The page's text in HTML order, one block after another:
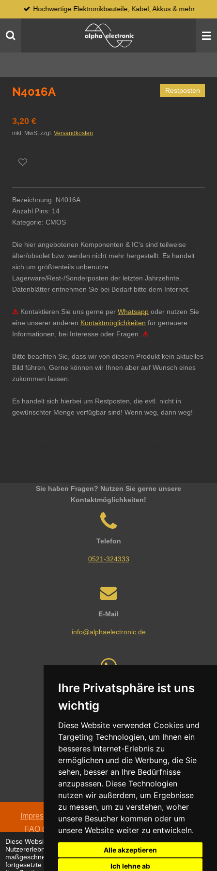
Diese Website verwendet Cookies, um Ihr
Nutzererlebnis zu verbessern und
maßgeschneiderte Anzeigen anzuzeigen. Die
fortgesetzte Nutzung dieser Website bestätigt
Ihre Privatsphäre ist uns
wichtig
Diese Website verwendet Cookies und
Targeting Technologien, um Ihnen ein
besseres Internet-Erlebnis zu
ermöglichen und die Werbung, die Sie
sehen, besser an Ihre Bedürfnisse
anzupassen. Diese Technologien
nutzen wir außerdem, um Ergebnisse
zu messen, um zu verstehen, woher
unsere Besucher kommen oder um
unsere Website weiter zu entwickeln.
Alle akzeptieren
Ich lehne ab
Hauptinhalt
springen
Hochwertige Elektronikbauteile, Kabel, Akkus & mehr
N4016A Restposten
3,20 €
inkl. MwSt zzgl. Versandkosten
Bezeichnung: N4016A
Anzahl Pins: 14
Kategorie: CMOS
Die hier angebotenen Komponenten & IC's sind teilweise
älter/obsolet bzw. werden nicht mehr hergestellt. Es handelt
sich um größtenteils unbenutze
Lagerware/Rest-/Sonderposten der letzten Jahrzehnte.
Datenblätter entnehmen Sie bei Bedarf bitte dem Internet.
⚠ Kontaktieren Sie uns gerne per Whatsapp oder nutzen Sie
eine unserer anderen Kontaktmöglichkeiten für genauere
Informationen, bei Interesse oder Fragen. ⚠
Bitte beachten Sie, dass wir von diesem Produkt kein aktuelles
Bild führen. Gerne können wir Ihnen aber auf Wunsch eines
zukommen lassen.
Es handelt sich hierbei um Restposten, die evtl. nicht in
gewünschter Menge verfügbar sind! Wenn weg, dann weg!
Sie haben Fragen? Nutzen Sie gerne unsere
Kontaktmöglichkeiten!
Telefon
0521-324333
E-Mail
info@alphaelectronic.de
Whatsapp
Nachricht senden
Adresse
Oldentruper Straße 104
33604 Bielefeld
Impressum |Datenschutzerklärung|AGB|Kontakt
FAQ (häufig gestellte Fragen)|Hinweispflicht zur
Batterieentsorgung
© 2026 alpha electronic